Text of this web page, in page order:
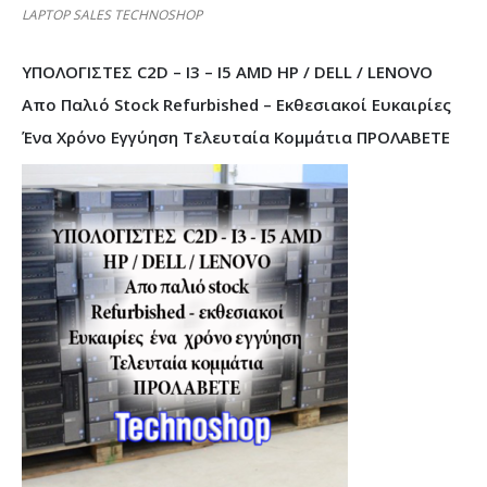
LAPTOP SALES TECHNOSHOP
ΥΠΟΛΟΓΙΣΤΕΣ C2D – I3 – I5 AMD HP / DELL / LENOVO
Απο Παλιό Stock Refurbished – Εκθεσιακοί Ευκαιρίες
Ένα Χρόνο Εγγύηση Τελευταία Κομμάτια ΠΡΟΛΑΒΕΤΕ